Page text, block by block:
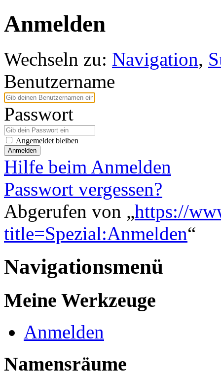
Anmelden
Wechseln zu: Navigation,
Benutzername
Passwort
Angemeldet bleiben
Anmelden
Hilfe beim Anmelden
Passwort vergessen?
Abgerufen von „https://
title=Spezial:Anmelden“
Navigationsmenü
Meine Werkzeuge
Anmelden
Namensräume